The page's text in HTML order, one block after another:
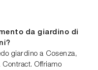
da giardino di
giardino a Cosenza,
Offriamo